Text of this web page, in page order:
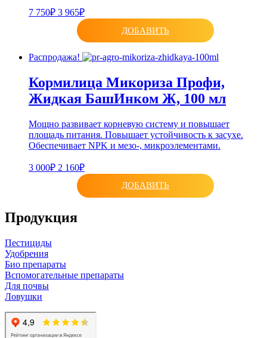
7 750₽ 3 965₽
ДОБАВИТЬ
Распродажа!
Кормилица Микориза Профи,
Жидкая БашИнком Ж, 100 мл
Мощно развивает корневую систему и повышает
площадь питания. Повышает устойчивость к засухе.
Обеспечивает NPK и мезо-, микроэлементами.
3 000₽ 2 160₽
ДОБАВИТЬ
Продукция
Пестициды
Удобрения
Био препараты
Вспомогательные препараты
Для почвы
Ловушки